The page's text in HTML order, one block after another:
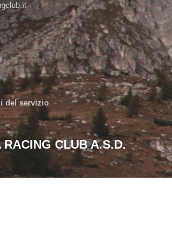
del servizio
RACING CLUB A.S.D.